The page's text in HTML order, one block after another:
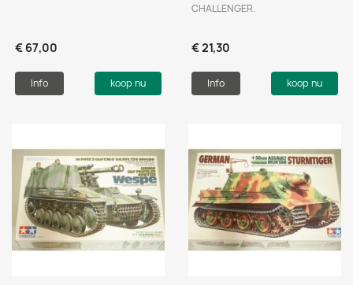
€ 67,00
Info koop nu
CHALLENGER.
€ 21,30
Info koop nu